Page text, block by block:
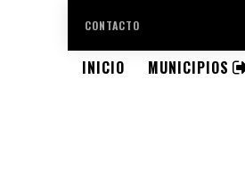
CONTACTO
INICIO MUNICIPIOS